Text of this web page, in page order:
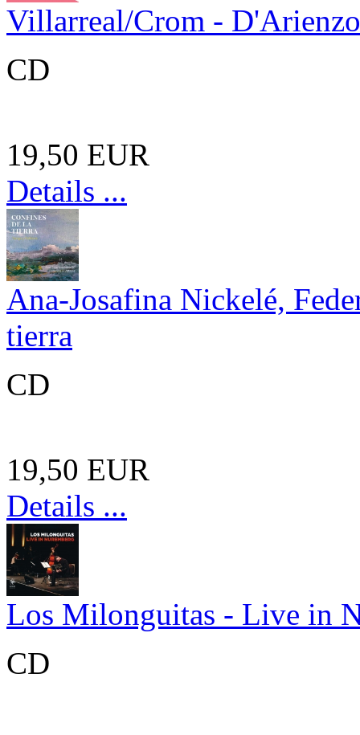
Villarreal/Crom -
CD
19,50 EUR
Details ...
Ana-Josafina Nickelé,
tierra
CD
19,50 EUR
Details ...
Los Milonguitas - Live in
CD